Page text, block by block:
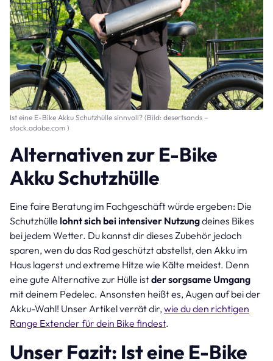
Ist eine E-Bike Akku Schutzhülle sinnvoll? (Bild: desertsands –
stock.adobe.com )
Alternativen zur E-Bike
Akku Schutzhülle
Eine faire Beratung im Fachgeschäft würde ergeben: Die
Schutzhülle lohnt sich bei intensiver Nutzungdeines Bikes
bei jedem Wetter. Du kannst dir dieses Zubehör jedoch
sparen, wen du das Rad geschützt abstellst, den Akku im
Haus lagerst und extreme Hitze wie Kälte meidest. Denn
eine gute Alternative zur Hülle istder sorgsame Umgang
mit deinem Pedelec. Ansonsten heißt es, Augen auf bei der
Akku-Wahl! Unser Artikel verrät dir, wie du den richtigen
Range Extender für dein Bike findest.
Unser Fazit: Ist eine E-Bike